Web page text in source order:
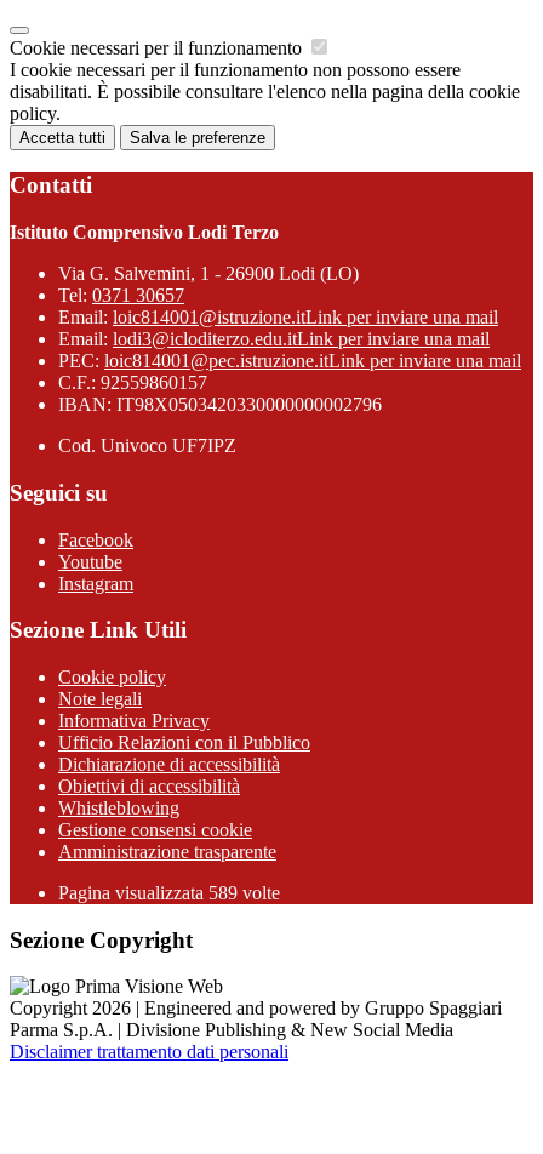
Cookie necessari per il funzionamento
I cookie necessari per il funzionamento non possono essere
disabilitati. È possibile consultare l'elenco nella pagina della cookie
policy.
Accetta tutti Salva le preferenze
Contatti
Istituto Comprensivo Lodi Terzo
Via G. Salvemini, 1 - 26900 Lodi (LO)
Tel: 0371 30657
Email: loic814001@istruzione.itLink per inviare una mail
Email: lodi3@icloditerzo.edu.itLink per inviare una mail
PEC: loic814001@pec.istruzione.itLink per inviare una mail
C.F.: 92559860157
IBAN: IT98X0503420330000000002796
Cod. Univoco UF7IPZ
Seguici su
Facebook
Youtube
Instagram
Sezione Link Utili
Cookie policy
Note legali
Informativa Privacy
Ufficio Relazioni con il Pubblico
Dichiarazione di accessibilità
Obiettivi di accessibilità
Whistleblowing
Gestione consensi cookie
Amministrazione trasparente
Pagina visualizzata 589 volte
Sezione Copyright
Copyright 2026 | Engineered and powered by Gruppo Spaggiari
Parma S.p.A. | Divisione Publishing & New Social Media
Disclaimer trattamento dati personali